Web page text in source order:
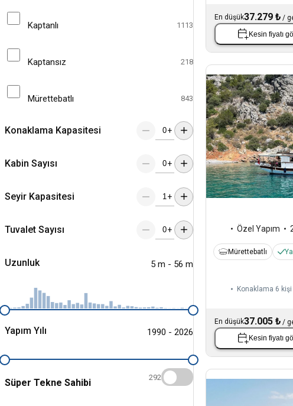
Kaptanlı 1113
Kaptansız 218
Mürettebatlı 843
Konaklama Kapasitesi +
Kabin Sayısı +
Seyir Kapasitesi +
Tuvalet Sayısı +
Uzunluk 5 m - 56 m
Yapım Yılı 1990 - 2026
Süper Tekne Sahibi 292
En düşük37.279 ₺ /
Kesin fiyatı
Özel Yapım
Mürettebatlı
Konaklama 6 kişi
En düşük37.005 ₺ /
Kesin fiyatı